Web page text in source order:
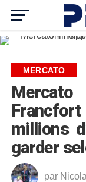
MERCATO
millions
garder
par